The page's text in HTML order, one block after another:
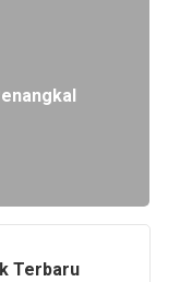
Terbaru